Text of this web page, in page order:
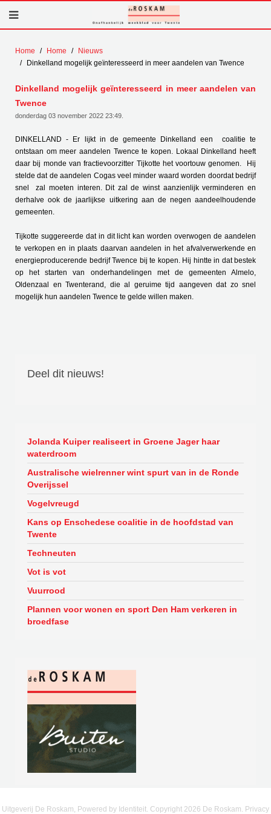
Home Home
Nieuws
Dinkelland mogelijk geïnteresseerd in meer aandelen van Twence
Dinkelland mogelijk geïnteresseerd in meer aandelen van
Twence
donderdag 03 november 2022 23:49
DINKELLAND - Er lijkt in de gemeente Dinkelland een coalitie te
ontstaan om meer aandelen Twence te kopen. Lokaal Dinkelland heeft
daar bij monde van fractievoorzitter Tijkotte het voortouw genomen. Hij
stelde dat de aandelen Cogas veel minder waard worden doordat bedrijf
snel zal moeten interen. Dit zal de winst aanzienlijk verminderen en
derhalve ook de jaarlijkse uitkering aan de negen aandeelhoudende
gemeenten.
Tijkotte suggereerde dat in dit licht kan worden overwogen de aandelen
te verkopen en in plaats daarvan aandelen in het afvalverwerkende en
energieproducerende bedrijf Twence bij te kopen. Hij hintte in dat bestek
op het starten van onderhandelingen met de gemeenten Almelo,
Oldenzaal en Twenterand, die al geruime tijd aangeven dat zo snel
mogelijk hun aandelen Twence te gelde willen maken.
Deel dit nieuws!
Jolanda Kuiper realiseert in Groene Jager haar
waterdroom
Australische wielrenner wint spurt van in de Ronde
Overijssel
Vogelvreugd
Kans op Enschedese coalitie in de hoofdstad van
Twente
Techneuten
Vot is vot
Vuurrood
Plannen voor wonen en sport Den Ham verkeren in
broedfase
Uitgeverij De Roskam, Powered by Identiteit. Copyright 2026 De Roskam. Privacy